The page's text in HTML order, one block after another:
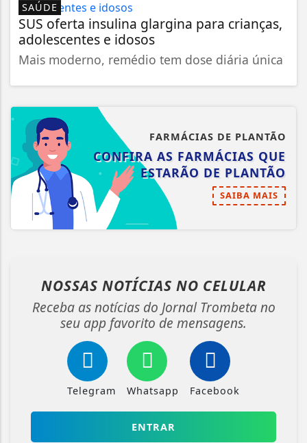
SAÚDE
SUS oferta insulina glargina para crianças,
adolescentes e idosos
Mais moderno, remédio tem dose diária única
FARMÁCIAS DE PLANTÃO
CONFIRA AS FARMÁCIAS QUE
ESTARÃO DE PLANTÃO
SAIBA MAIS
NOSSAS NOTÍCIAS NO CELULAR
Receba as notícias do Jornal Trombeta no
seu app favorito de mensagens.
Telegram Whatsapp Facebook
ENTRAR